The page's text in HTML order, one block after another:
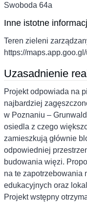
Swoboda 64a
Inne istotne
Teren zieleni
https://
Uzasadnienie
Projekt odpowiada na
najbardziej
w Poznaniu –
osiedla z czego
zamieszkują głównie
odpowiedniej
budowania więzi.
na te zapotrzebowania
edukacyjnych oraz
Projekt wstępny